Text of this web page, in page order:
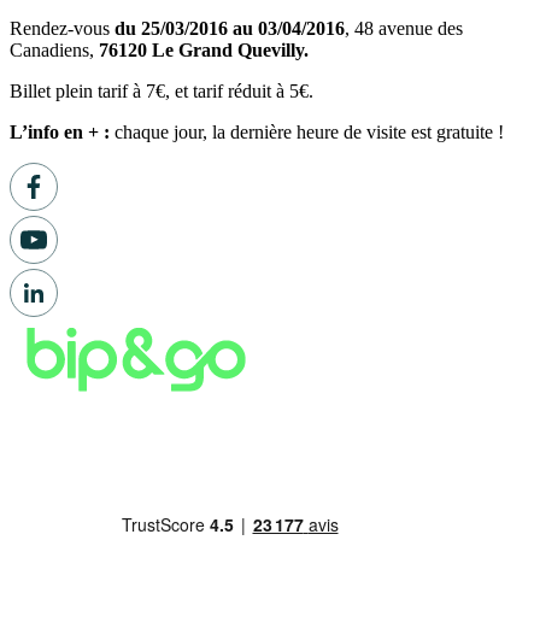
Rendez-vous du 25/03/2016 au 03/04/2016, 48 avenue des
Canadiens, 76120 Le Grand Quevilly.
Billet plein tarif à 7€, et tarif réduit à 5€.
L’info en + : chaque jour, la dernière heure de visite est gratuite !